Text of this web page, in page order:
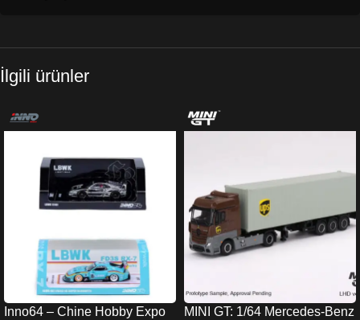
İlgili ürünler
Inno64 – Chine Hobby Expo
MINI GT: 1/64 Mercedes-Benz